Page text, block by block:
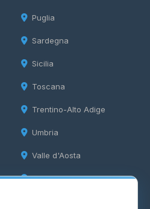
Puglia
Sardegna
Sicilia
Toscana
Trentino-Alto Adige
Umbria
Valle d'Aosta
Veneto